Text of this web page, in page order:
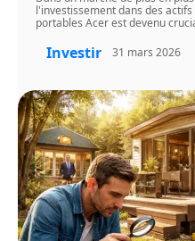
l'investissement dans des
portables Acer est devenu
Investir 31 mars 2026